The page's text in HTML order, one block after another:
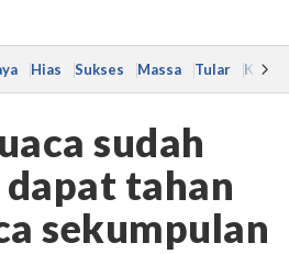
Hias Sukses Massa Tular Kes
sudah
tahan
sekumpulan